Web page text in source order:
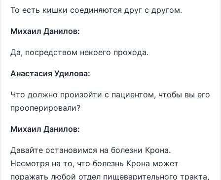
То есть кишки соединяются друг с другом.
Михаил Данилов:
Да, посредством некоего прохода.
Анастасия Удилова:
Что должно произойти с пациентом, чтобы вы его
прооперировали?
Михаил Данилов:
Давайте остановимся на болезни Крона.
Несмотря на то, что болезнь Крона может
поражать любой отдел пищеварительного тракта,